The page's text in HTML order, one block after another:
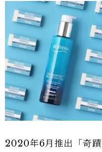
2020年6月推出「奇